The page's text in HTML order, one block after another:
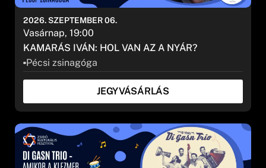
SZŰRÉS
KAMARÁS IVÁN: HOL VAN AZ A NYÁR?
Pécsi zsinagóga
2026. SZEPTEMBER 06.
Vasárnap, 19:00
JEGYVÁSÁRLÁS